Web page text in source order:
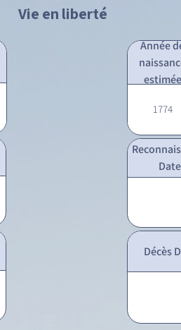
Vie en liberté
Année
estimée
1774
Date
Décès